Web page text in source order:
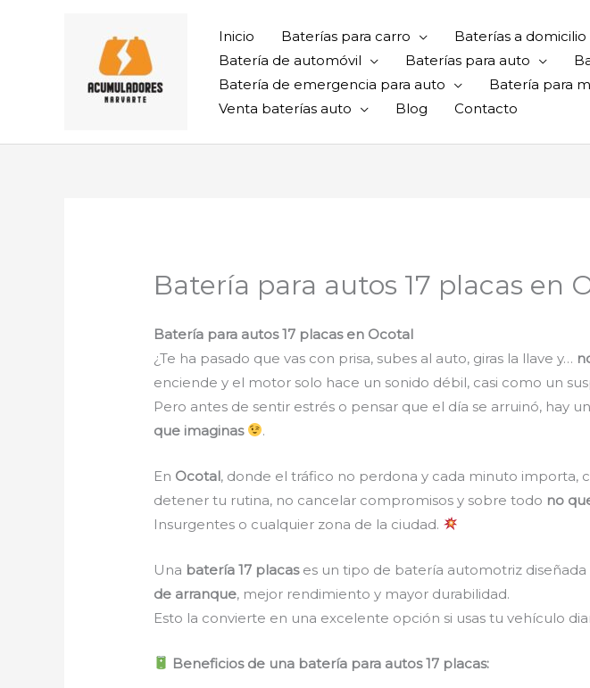
Inicio Baterías para carro Baterías a domicilio
Batería de automóvil
Baterías para auto
Batería de emergencia para auto
Batería para
Venta baterías auto
Blog Contacto
Batería para autos 17 placas en
Batería para autos 17 placas en Ocotal
¿Te ha pasado que vas con prisa, subes al auto, giras la llave y…
enciende y el motor solo hace un sonido débil, casi como un
Pero antes de sentir estrés o pensar que el día se arruinó, hay
que imaginas
.
En Ocotal, donde el tráfico no perdona y cada minuto importa,
detener tu rutina, no cancelar compromisos y sobre todo no
Insurgentes o cualquier zona de la ciudad.
Una batería 17 placases un tipo de batería automotriz
de arranque, mejor rendimiento y mayor durabilidad.
Esto la convierte en una excelente opción si usas tu vehículo
Beneficios de una batería para autos 17 placas: